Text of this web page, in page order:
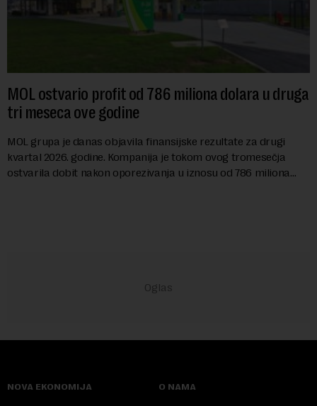
MOL ostvario profit od 786 miliona dolara u druga
tri meseca ove godine
MOL grupa je danas objavila finansijske rezultate za drugi
kvartal 2026. godine. Kompanija je tokom ovog tromesečja
ostvarila dobit nakon oporezivanja u iznosu od 786 miliona
NOVA EKONOMIJA O NAMA